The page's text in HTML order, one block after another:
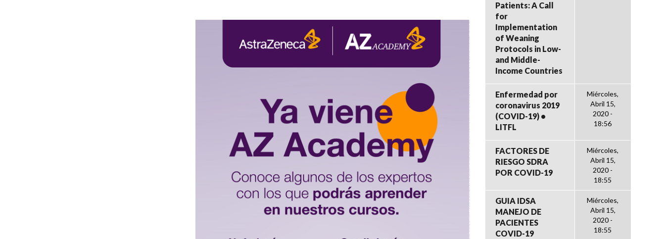
Patients: A Call
for
Implementation
of Weaning
Protocols in Low-
and Middle-
Income Countries
Enfermedad por
coronavirus 2019
(COVID-19) •
LITFL
Miércoles,
Abril 15,
2020 -
18:56
FACTORES DE
RIESGO SDRA
POR COVID-19
Miércoles,
Abril 15,
2020 -
18:55
GUIA IDSA
MANEJO DE
PACIENTES
COVID-19
Miércoles,
Abril 15,
2020 -
18:55